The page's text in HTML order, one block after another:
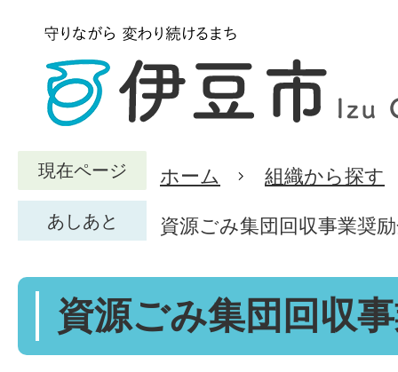
現在ページ ホーム 組織から探す
あしあと 資源ごみ集団回収事業奨
資源ごみ集団回収